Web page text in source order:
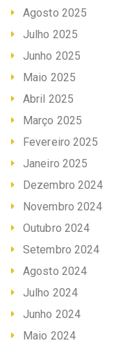
Agosto 2025
Julho 2025
Junho 2025
Maio 2025
Abril 2025
Março 2025
Fevereiro 2025
Janeiro 2025
Dezembro 2024
Novembro 2024
Outubro 2024
Setembro 2024
Agosto 2024
Julho 2024
Junho 2024
Maio 2024